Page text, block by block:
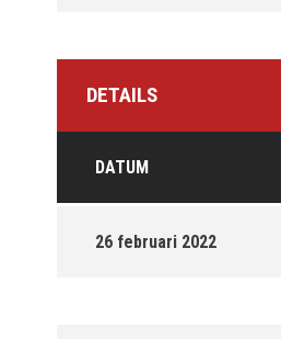
DETAILS
DATUM
26 februari 2022